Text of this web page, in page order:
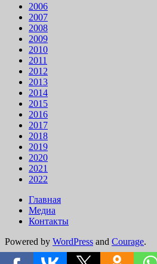
2006
2007
2008
2009
2010
2011
2012
2013
2014
2015
2016
2017
2018
2019
2020
2021
2022
Главная
Медиа
Контакты
Powered by WordPress and Courage.